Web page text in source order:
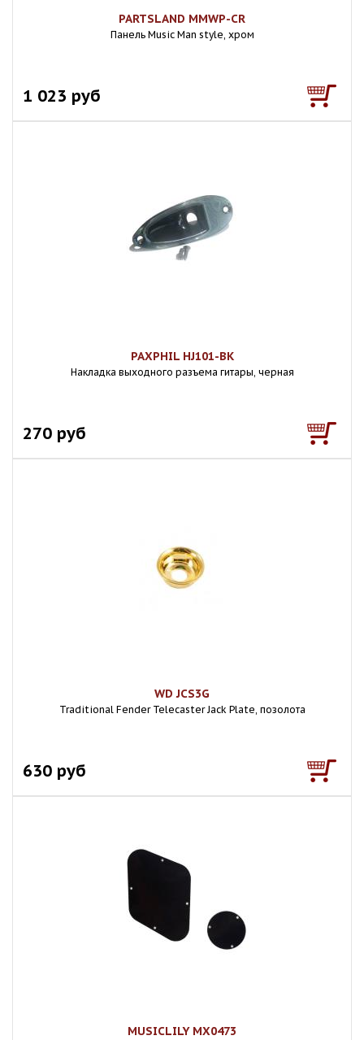
PARTSLAND MMWP-CR
Панель Music Man style, хром
1 023 руб
PAXPHIL HJ101-BK
Накладка выходного разъема гитары, черная
270 руб
WD JCS3G
Traditional Fender Telecaster Jack Plate, позолота
630 руб
MUSICLILY MX0473